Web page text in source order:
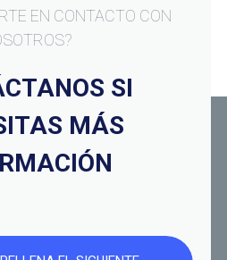
EN CONTACTO CON
SI
MÁS